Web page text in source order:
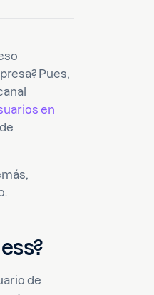
Pues,
en
de